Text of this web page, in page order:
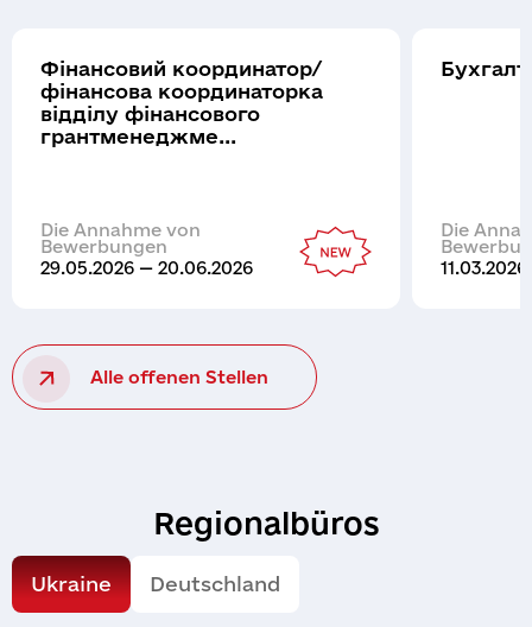
Фінансовий координатор/
фінансова координаторка
відділу фінансового
грантменеджме...
Die Annahme von
Bewerbungen
29.05.2026 — 20.06.2026
Die
Alle offenen Stellen
Regionalbüros
Ukraine Deutschland